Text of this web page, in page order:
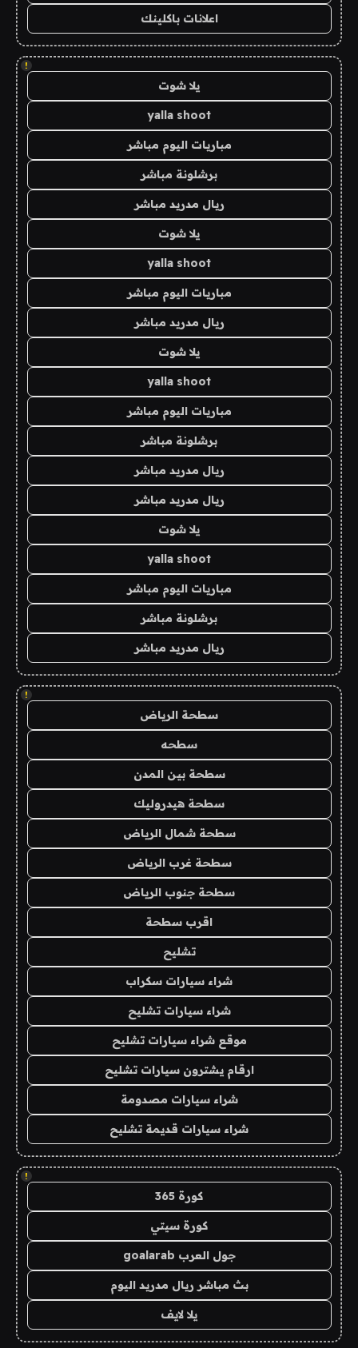
اعلانات باكلينك
!
يلا شوت
yalla shoot
مباريات اليوم مباشر
برشلونة مباشر
ريال مدريد مباشر
يلا شوت
yalla shoot
مباريات اليوم مباشر
ريال مدريد مباشر
يلا شوت
yalla shoot
مباريات اليوم مباشر
برشلونة مباشر
ريال مدريد مباشر
ريال مدريد مباشر
يلا شوت
yalla shoot
مباريات اليوم مباشر
برشلونة مباشر
ريال مدريد مباشر
!
سطحة الرياض
سطحه
سطحة بين المدن
سطحة هيدروليك
سطحة شمال الرياض
سطحة غرب الرياض
سطحة جنوب الرياض
اقرب سطحة
تشليح
شراء سيارات سكراب
شراء سيارات تشليح
موقع شراء سيارات تشليح
ارقام يشترون سيارات تشليح
شراء سيارات مصدومة
شراء سيارات قديمة تشليح
!
كورة 365
كورة سيتي
جول العرب goalarab
بث مباشر ريال مدريد اليوم
يلا لايف